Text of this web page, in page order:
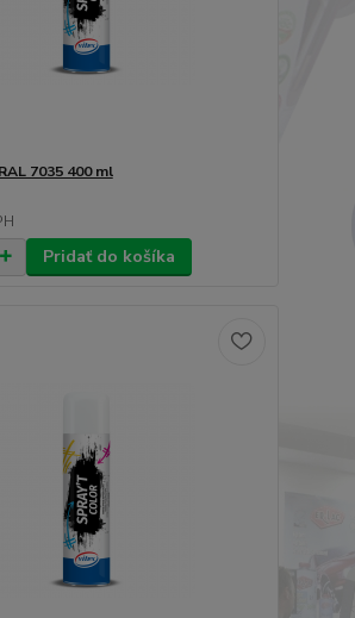
7035 400 ml
Pridať do košíka